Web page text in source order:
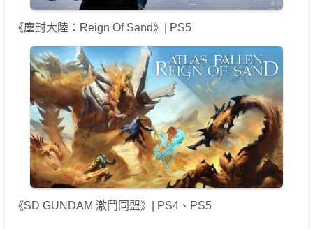
《塵封大陸：Reign Of Sand》| PS5
《SD GUNDAM 激鬥同盟》| PS4、PS5